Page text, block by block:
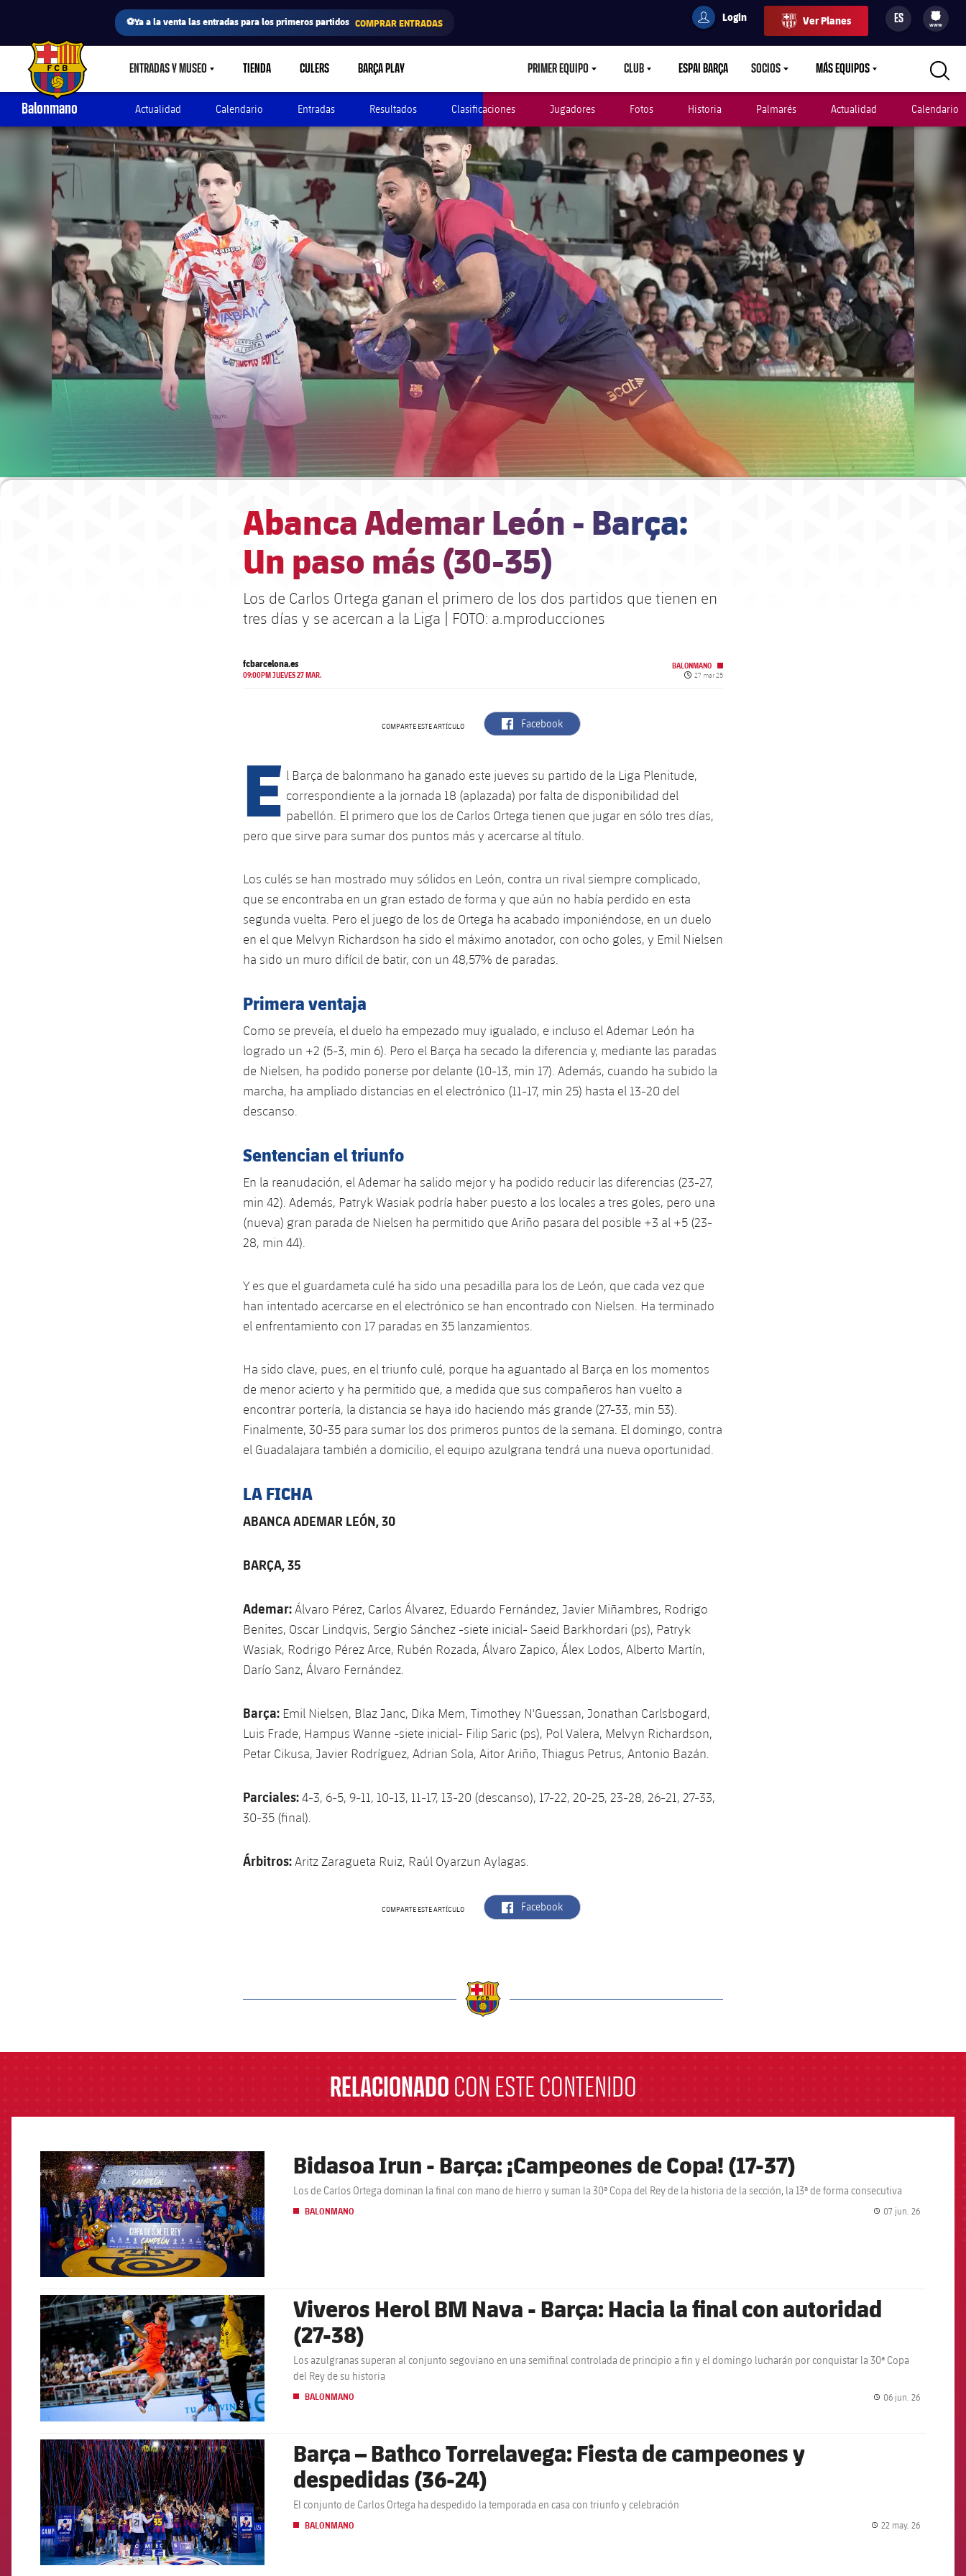
⚽Ya a la venta las entradas para los primeros partidos COMPRAR ENTRADAS userCulers
Login Ver Planes ES
filled-badge
www
FC Barcelona club badge ENTRADAS Y MUSEOLABEL.SHARE.CARETDOWN
TIENDA CULERS BARÇA PLAY PRIMER EQUIPOLABEL.ARIA.CARETDOWN
CLUBLABEL.ARIA.CARETDOWN
ESPAI BARÇA SOCIOSLABEL.ARIA.CARETDOWN
MÁS EQUIPOSLABEL.ARIA.CARETDOWN
Balonmano Actualidad Calendario Entradas Resultados Clasificaciones Jugadores Fotos Historia Palmarés Actualidad Calendario
Abanca Ademar León - Barça:
Un paso más (30-35)
Los de Carlos Ortega ganan el primero de los dos partidos que tienen en
tres días y se acercan a la Liga | FOTO: a.mproducciones
fcbarcelona.es
09:00PM JUEVES 27 MAR.
BALONMANO
Fecha de publicación
27 mar 25
COMPARTE ESTE ARTÍCULO label.aria.facebook
Facebook
E l Barça de balonmano ha ganado este jueves su partido de la Liga Plenitude,
correspondiente a la jornada 18 (aplazada) por falta de disponibilidad del
pabellón. El primero que los de Carlos Ortega tienen que jugar en sólo tres días,
pero que sirve para sumar dos puntos más y acercarse al título.
Los culés se han mostrado muy sólidos en León, contra un rival siempre complicado,
que se encontraba en un gran estado de forma y que aún no había perdido en esta
segunda vuelta. Pero el juego de los de Ortega ha acabado imponiéndose, en un duelo
en el que Melvyn Richardson ha sido el máximo anotador, con ocho goles, y Emil Nielsen
ha sido un muro difícil de batir, con un 48,57% de paradas.
Primera ventaja
Como se preveía, el duelo ha empezado muy igualado, e incluso el Ademar León ha
logrado un +2 (5-3, min 6). Pero el Barça ha secado la diferencia y, mediante las paradas
de Nielsen, ha podido ponerse por delante (10-13, min 17). Además, cuando ha subido la
marcha, ha ampliado distancias en el electrónico (11-17, min 25) hasta el 13-20 del
descanso.
Sentencian el triunfo
En la reanudación, el Ademar ha salido mejor y ha podido reducir las diferencias (23-27,
min 42). Además, Patryk Wasiak podría haber puesto a los locales a tres goles, pero una
(nueva) gran parada de Nielsen ha permitido que Ariño pasara del posible +3 al +5 (23-
28, min 44).
Y es que el guardameta culé ha sido una pesadilla para los de León, que cada vez que
han intentado acercarse en el electrónico se han encontrado con Nielsen. Ha terminado
el enfrentamiento con 17 paradas en 35 lanzamientos.
Ha sido clave, pues, en el triunfo culé, porque ha aguantado al Barça en los momentos
de menor acierto y ha permitido que, a medida que sus compañeros han vuelto a
encontrar portería, la distancia se haya ido haciendo más grande (27-33, min 53).
Finalmente, 30-35 para sumar los dos primeros puntos de la semana. El domingo, contra
el Guadalajara también a domicilio, el equipo azulgrana tendrá una nueva oportunidad.
LA FICHA
ABANCA ADEMAR LEÓN, 30
BARÇA, 35
Ademar:Álvaro Pérez, Carlos Álvarez, Eduardo Fernández, Javier Miñambres, Rodrigo
Benites, Oscar Lindqvis, Sergio Sánchez -siete inicial- Saeid Barkhordari (ps), Patryk
Wasiak, Rodrigo Pérez Arce, Rubén Rozada, Álvaro Zapico, Álex Lodos, Alberto Martín,
Darío Sanz, Álvaro Fernández.
Barça: Emil Nielsen, Blaz Janc, Dika Mem, Timothey N'Guessan, Jonathan Carlsbogard,
Luis Frade, Hampus Wanne -siete inicial- Filip Saric (ps), Pol Valera, Melvyn Richardson,
Petar Cikusa, Javier Rodríguez, Adrian Sola, Aitor Ariño, Thiagus Petrus, Antonio Bazán.
Parciales:4-3, 6-5, 9-11, 10-13, 11-17, 13-20 (descanso), 17-22, 20-25, 23-28, 26-21, 27-33,
30-35 (final).
Árbitros:Aritz Zaragueta Ruiz, Raúl Oyarzun Aylagas.
COMPARTE ESTE ARTÍCULO label.aria.facebook
Facebook
RELACIONADO CON ESTE CONTENIDO
FCB Barcelona badge Bidasoa Irun - Barça: ¡Campeones de Copa! (17-37)
Los de Carlos Ortega dominan la final con mano de hierro y suman la 30ª Copa del Rey de la historia de la sección, la 13ª de forma consecutiva
BALONMANO 07 jun. 26
FCB Barcelona badge
Viveros Herol BM Nava - Barça: Hacia la final con autoridad
(27-38)
Los azulgranas superan al conjunto segoviano en una semifinal controlada de principio a fin y el domingo lucharán por conquistar la 30ª Copa
del Rey de su historia
BALONMANO 06 jun. 26
FCB Barcelona badge
Barça – Bathco Torrelavega: Fiesta de campeones y
despedidas (36-24)
El conjunto de Carlos Ortega ha despedido la temporada en casa con triunfo y celebración
BALONMANO 22 may. 26